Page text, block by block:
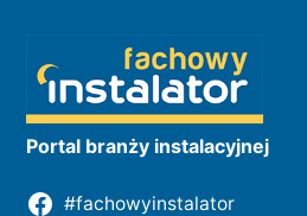
Portal branży instalacyjnej
#fachowyinstalator